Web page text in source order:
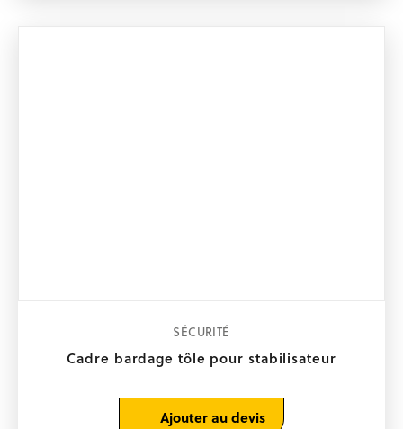
Cadre bardage tôle pour stabilisateur
SÉCURITÉ
Ajouter au devis